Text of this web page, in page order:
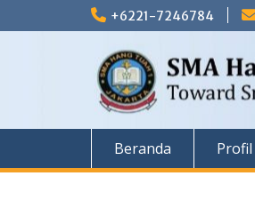
to
+6221-7246784
Beranda Profil